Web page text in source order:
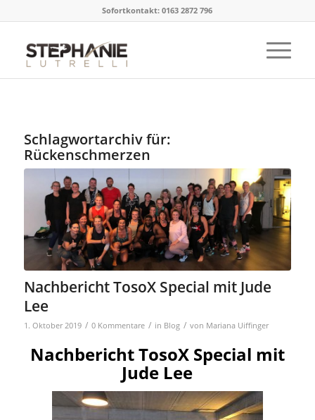
Sofortkontakt: 0163 2872 796
Schlagwortarchiv für:
Rückenschmerzen
Nachbericht TosoX Special mit Jude
Lee
1. Oktober 2019 / 0 Kommentare / in Blog / von Mariana Uiffinger
Nachbericht TosoX Special mit
Jude Lee